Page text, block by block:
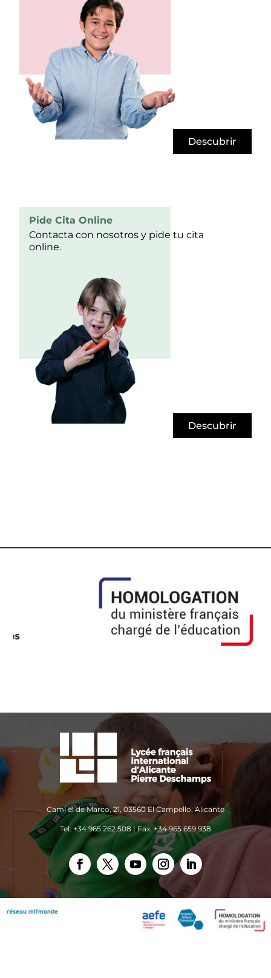
Descubrir
Pide Cita Online
Contacta con nosotros y pide tu cita
online.
Descubrir
Camí el de Marco, 21, 03560 El Campello, Alicante
Tel: +34 965 262 508 | Fax: +34 965 659 938